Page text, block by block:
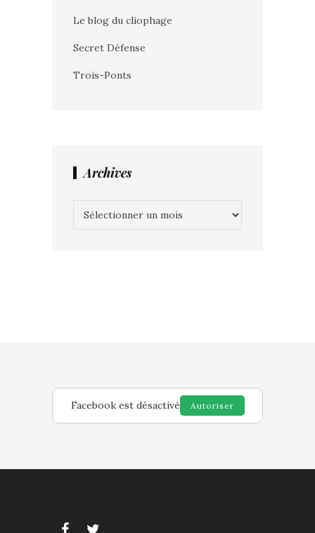
Le blog du cliophage
Secret Défense
Trois-Ponts
Archives
Facebook est désactivé Autoriser